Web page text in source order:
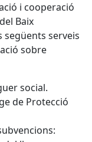
i cooperació
Baix
següents serveis
sobre
social.
de Protecció